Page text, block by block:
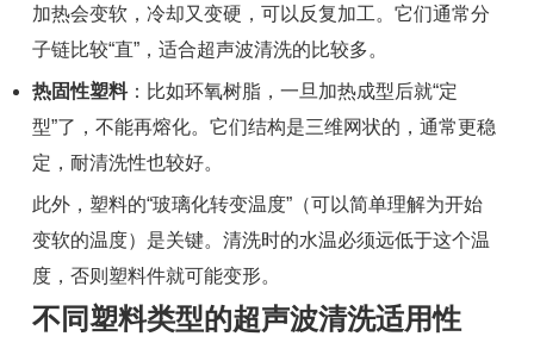
加热会变软，冷却又变硬，可以反复加工。它们通常分
子链比较“直”，适合超声波清洗的比较多。
热固性塑料：比如环氧树脂，一旦加热成型后就“定
型”了，不能再熔化。它们结构是三维网状的，通常更稳
定，耐清洗性也较好。
此外，塑料的“玻璃化转变温度”（可以简单理解为开始
变软的温度）是关键。清洗时的水温必须远低于这个温
度，否则塑料件就可能变形。
不同塑料类型的超声波清洗适用性